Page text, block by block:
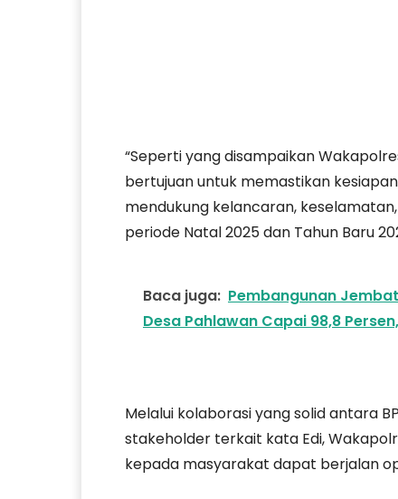
“Seperti yang disampaikan
bertujuan untuk memastikan
mendukung kelancaran,
periode Natal 2025 dan Tahun Baru
Baca juga: Pembangunan
Desa Pahlawan Capai 98,8
Melalui kolaborasi yang solid antara
stakeholder terkait kata Edi,
kepada masyarakat dapat berjalan